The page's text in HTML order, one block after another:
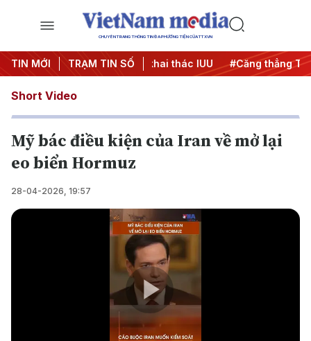
CHUYÊN TRANG THÔNG TIN ĐA PHƯƠNG TIỆN CỦA TTXVN
TIN MỚI TRẠM TIN SỐ
ngày đêm #Chống khai thác IUU #Căng thẳng Trung
Short Video
Mỹ bác điều kiện của Iran về mở lại
eo biển Hormuz
28-04-2026, 19:57
Play